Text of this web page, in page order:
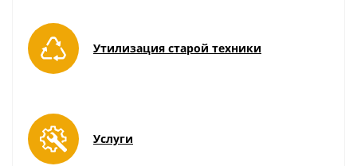
Утилизация старой техники
Услуги